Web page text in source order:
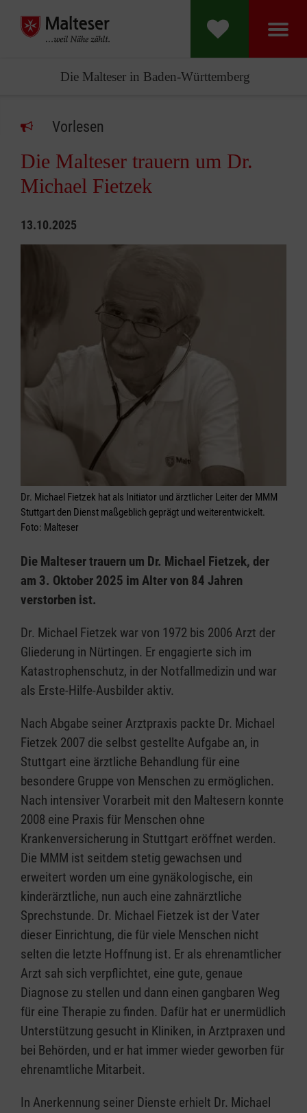
Die Malteser in Baden-Württemberg
Vorlesen
Die Malteser trauern um Dr.
Michael Fietzek
13.10.2025
Dr. Michael Fietzek hat als Initiator und ärztlicher Leiter der MMM
Stuttgart den Dienst maßgeblich geprägt und weiterentwickelt.
Foto: Malteser
Die Malteser trauern um Dr. Michael Fietzek, der
am 3. Oktober 2025 im Alter von 84 Jahren
verstorben ist.
Dr. Michael Fietzek war von 1972 bis 2006 Arzt der
Gliederung in Nürtingen. Er engagierte sich im
Katastrophenschutz, in der Notfallmedizin und war
als Erste-Hilfe-Ausbilder aktiv.
Nach Abgabe seiner Arztpraxis packte Dr. Michael
Fietzek 2007 die selbst gestellte Aufgabe an, in
Stuttgart eine ärztliche Behandlung für eine
besondere Gruppe von Menschen zu ermöglichen.
Nach intensiver Vorarbeit mit den Maltesern konnte
2008 eine Praxis für Menschen ohne
Krankenversicherung in Stuttgart eröffnet werden.
Die MMM ist seitdem stetig gewachsen und
erweitert worden um eine gynäkologische, ein
kinderärztliche, nun auch eine zahnärztliche
Sprechstunde. Dr. Michael Fietzek ist der Vater
dieser Einrichtung, die für viele Menschen nicht
selten die letzte Hoffnung ist. Er als ehrenamtlicher
Arzt sah sich verpflichtet, eine gute, genaue
Diagnose zu stellen und dann einen gangbaren Weg
für eine Therapie zu finden. Dafür hat er unermüdlich
Unterstützung gesucht in Kliniken, in Arztpraxen und
bei Behörden, und er hat immer wieder geworben für
ehrenamtliche Mitarbeit.
In Anerkennung seiner Dienste erhielt Dr. Michael